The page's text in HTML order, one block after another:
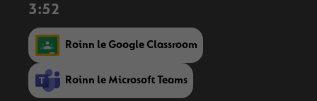
3:52
Roinn le Google Classroom
Roinn le Microsoft Teams